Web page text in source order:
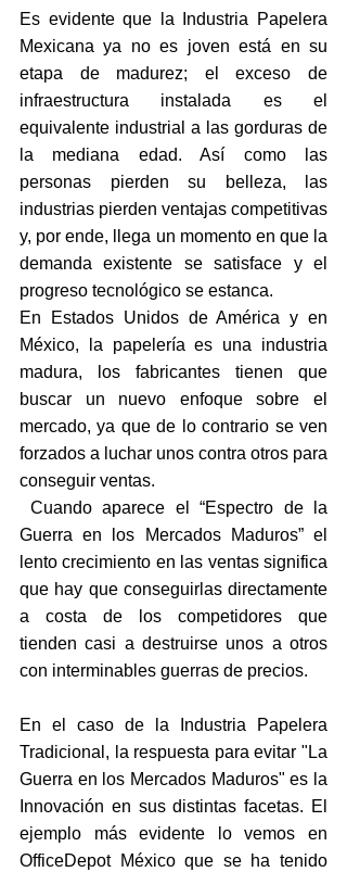
Es evidente que la Industria Papelera
Mexicana ya no es joven está en su
etapa de madurez; el exceso de
infraestructura instalada es el
equivalente industrial a las gorduras de
la mediana edad. Así como las
personas pierden su belleza, las
industrias pierden ventajas competitivas
y, por ende, llega un momento en que la
demanda existente se satisface y el
progreso tecnológico se estanca.
En Estados Unidos de América y en
México, la papelería es una industria
madura, los fabricantes tienen que
buscar un nuevo enfoque sobre el
mercado, ya que de lo contrario se ven
forzados a luchar unos contra otros para
conseguir ventas.
Guerra en los Mercados Maduros” el
lento crecimiento en las ventas significa
que hay que conseguirlas directamente
a costa de los competidores que
tienden casi a destruirse unos a otros
con interminables guerras de precios.
En el caso de la Industria Papelera
Tradicional, la respuesta para evitar "La
Guerra en los Mercados Maduros" es la
Innovación en sus distintas facetas. El
ejemplo más evidente lo vemos en
OfficeDepot México que se ha tenido